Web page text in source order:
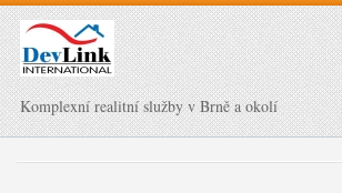
Komplexní realitní služby v Brně a okolí